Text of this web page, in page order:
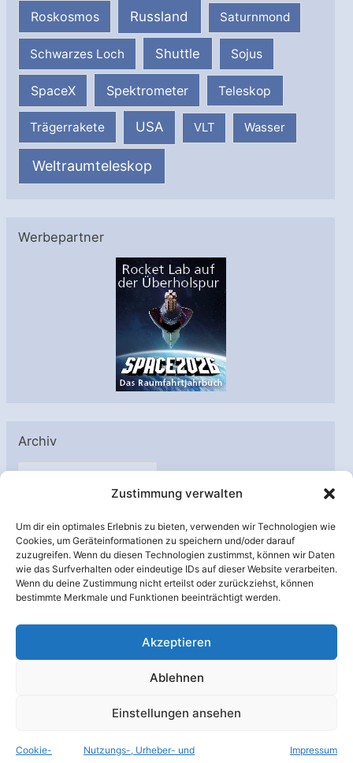
Zustimmung verwalten
Um dir ein optimales Erlebnis zu bieten, verwenden wir Technologien wie
Cookies, um Geräteinformationen zu speichern und/oder darauf
zuzugreifen. Wenn du diesen Technologien zustimmst, können wir Daten
wie das Surfverhalten oder eindeutige IDs auf dieser Website verarbeiten.
Wenn du deine Zustimmung nicht erteilst oder zurückziehst, können
bestimmte Merkmale und Funktionen beeinträchtigt werden.
Akzeptieren
Ablehnen
Einstellungen ansehen
Cookie- Nutzungs-, Urheber- und Impressum
Roskosmos Russland Saturnmond
Schwarzes Loch Shuttle Sojus
SpaceX Spektrometer Teleskop
Trägerrakete USA VLT Wasser
Weltraumteleskop
Werbepartner
Archiv
A
h
i
v
Unterstützt von:
© Raumfahrer Net e.V. 2026